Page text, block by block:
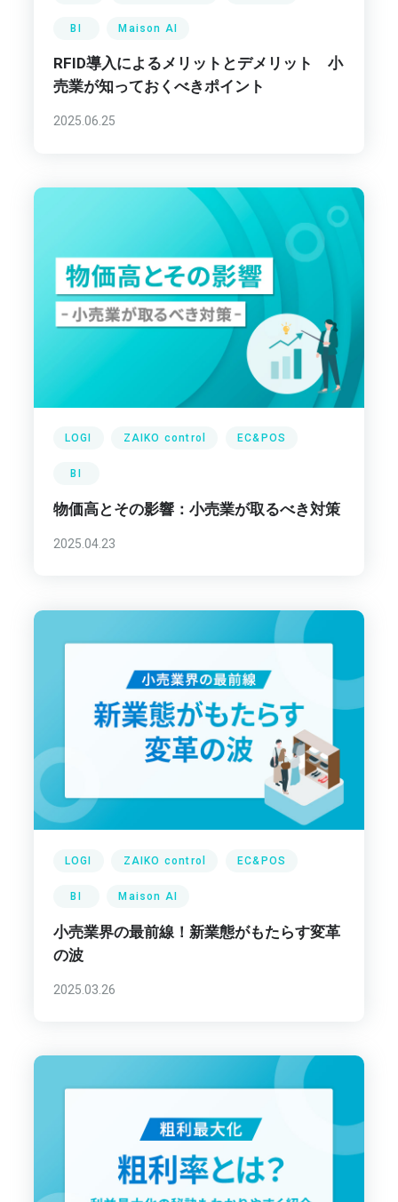
BI Maison AI
RFID導入によるメリットとデメリット 小
売業が知っておくべきポイント
2025.06.25
LOGI ZAIKO control EC&POS
BI
物価高とその影響：小売業が取るべき対策
2025.04.23
LOGI ZAIKO control EC&POS
BI Maison AI
小売業界の最前線！新業態がもたらす変革
の波
2025.03.26